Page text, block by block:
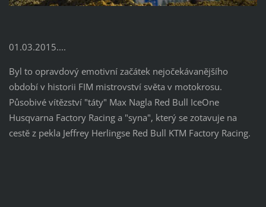
01.03.2015....
Byl to opravdový emotivní začátek nejočekávanějšího
období v historii FIM mistrovství světa v motokrosu.
Působivé vítězství "táty" Max Nagla Red Bull IceOne
Husqvarna Factory Racing a "syna", který se zotavuje na
cestě z pekla Jeffrey Herlingse Red Bull KTM Factory Racing.